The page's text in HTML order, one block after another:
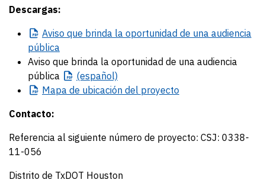
Descargas:
Aviso que brinda la oportunidad de una audiencia
pública
Aviso que brinda la oportunidad de una audiencia
pública
(español)
Mapa de ubicación del proyecto
Contacto:
Referencia al siguiente número de proyecto: CSJ: 0338-
11-056
Distrito de TxDOT Houston